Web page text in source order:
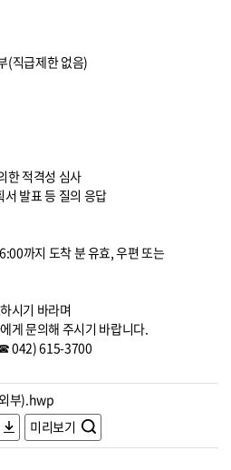
(직급제한 없음)
한 적격성 심사
발표 등 질의 응답
까지 도착 분 유효, 우편 또는
시기 바라며
게 문의해 주시기 바랍니다.
042) 615-3700
부).hwp
미리보기